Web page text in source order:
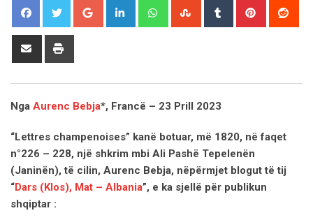
Google+ LinkedIn WhatsappStumbleUpon
Tumblr Pinterest
Share
Nga Aurenc Bebja*, Francë – 23 Prill 2023
“Lettres champenoises” kanë botuar, më 1820, në faqet
n°226 – 228, një shkrim mbi Ali Pashë Tepelenën
(Janinën), të cilin, Aurenc Bebja, nëpërmjet blogut të tij
“Dars (Klos), Mat – Albania”, e ka sjellë për publikun
shqiptar :